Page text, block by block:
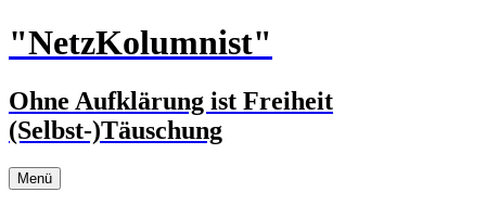
Zum
Inhalt
"NetzKolumnist"
Ohne Aufklärung ist Freiheit
(Selbst-)Täuschung
Menü